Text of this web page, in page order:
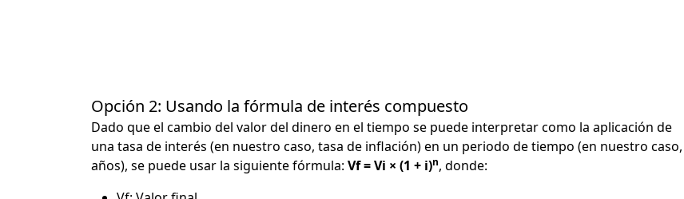
Opción 2: Usando la fórmula de interés compuesto
Dado que el cambio del valor del dinero en el tiempo se puede interpretar como la aplicación de
una tasa de interés (en nuestro caso, tasa de inflación) en un periodo de tiempo (en nuestro caso,
años), se puede usar la siguiente fórmula: Vf = Vi × (1 + i)n, donde: